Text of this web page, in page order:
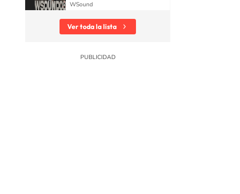
WSound
Ver toda la lista